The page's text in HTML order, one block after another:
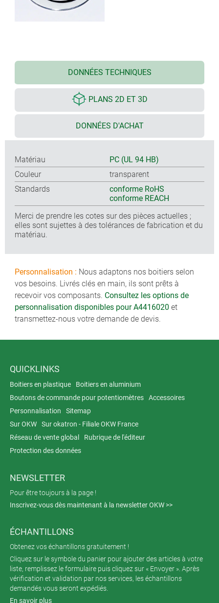
DONNÉES TECHNIQUES
PLANS 2D ET 3D
DONNÉES D'ACHAT
Matériau
PC (UL 94 HB)
Couleur
transparent
Standards
conforme RoHS
conforme REACH
Merci de prendre les cotes sur des pièces actuelles ;
elles sont sujettes à des tolérances de fabrication et du
matériau.
Personnalisation : Nous adaptons nos boitiers selon
vos besoins. Livrés clés en main, ils sont prêts à
recevoir vos composants. Consultez les options de
personnalisation disponibles pour A4416020 et
transmettez-nous votre demande de devis.
QUICKLINKS
Boitiers en plastique
Boitiers en aluminium
Boutons de commande pour potentiomètres
Accessoires
Personnalisation
Sitemap
Sur OKW
Sur okatron - Filiale OKW France
Réseau de vente global
Rubrique de l'éditeur
Protection des données
NEWSLETTER
Pour être toujours à la page !
Inscrivez-vous dès maintenant à la newsletter OKW >>
ÉCHANTILLONS
Obtenez vos échantillons gratuitement !
Cliquez sur le symbole du panier pour ajouter des articles à votre
liste, remplissez le formulaire puis cliquez sur « Envoyer ». Après
vérification et validation par nos services, les échantillons
demandés vous seront expédiés.
En savoir plus